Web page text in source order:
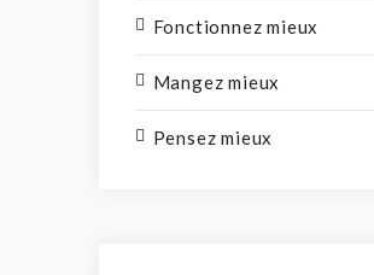
Fonctionnez mieux
Mangez mieux
Pensez mieux